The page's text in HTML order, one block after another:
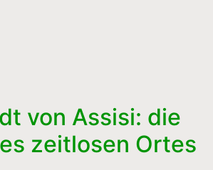
von Assisi: die
zeitlosen Ortes